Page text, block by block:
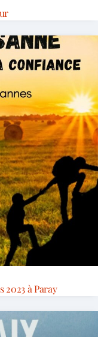
2023 à Paray